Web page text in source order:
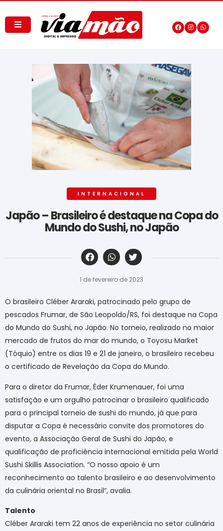
INTERNACIONAL
Japão – Brasileiro é destaque na Copa do
Mundo do Sushi, no Japão
‎ ‎ ‎ ‎ ‎ ‎ ‎ ‎ ‎ ‎ ‎ ‎ ‎ ‎ ‎ ‎ ‎ ‎ ‎ ‎ ‎ ‎ ‎ ‎ ‎ ‎ ‎ ‎ ‎ ‎ ‎
1 de fevereiro de 2023
O brasileiro Cléber Araraki, patrocinado pelo grupo de
pescados Frumar, de São Leopoldo/RS, foi destaque na Copa
do Mundo do Sushi, no Japão. No torneio, realizado no maior
mercado de frutos do mar do mundo, o Toyosu Market
(Tóquio) entre os dias 19 e 21 de janeiro, o brasileiro recebeu
o certificado de Revelação da Copa do Mundo.
Para o diretor da Frumar, Éder Krumenauer, foi uma
satisfação e um orgulho patrocinar o brasileiro qualificado
para o principal torneio de sushi do mundo, já que para
disputar a Copa é necessário convite dos promotores do
evento, a Associação Geral de Sushi do Japão, e
qualificação de proficiência internacional emitida pela World
Sushi Skillis Association. “O nosso apoio é um
reconhecimento ao talento brasileiro e ao desenvolvimento
da culinária oriental no Brasil”, avalia.
Talento
Cléber Araraki tem 22 anos de experiência no setor culinária